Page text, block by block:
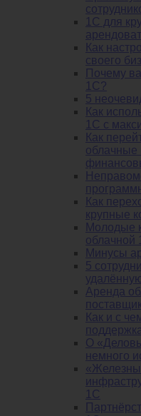
1С для
Как
своего
Почему
1С?
5
Как
1С с
Как
Как
крупные
Молодые
облачной
Минусы
5
Аренда
Как и с
О
немного
1С